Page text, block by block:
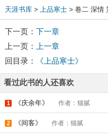
天涯书库 > 上品寒士 > 卷二 深情
下一页： 下一章
上一页：
上一章
回目录：
《上品寒士》
看过此书的人还喜欢
1 《庆余年》 作者：猫腻
2 《间客》 作者：猫腻